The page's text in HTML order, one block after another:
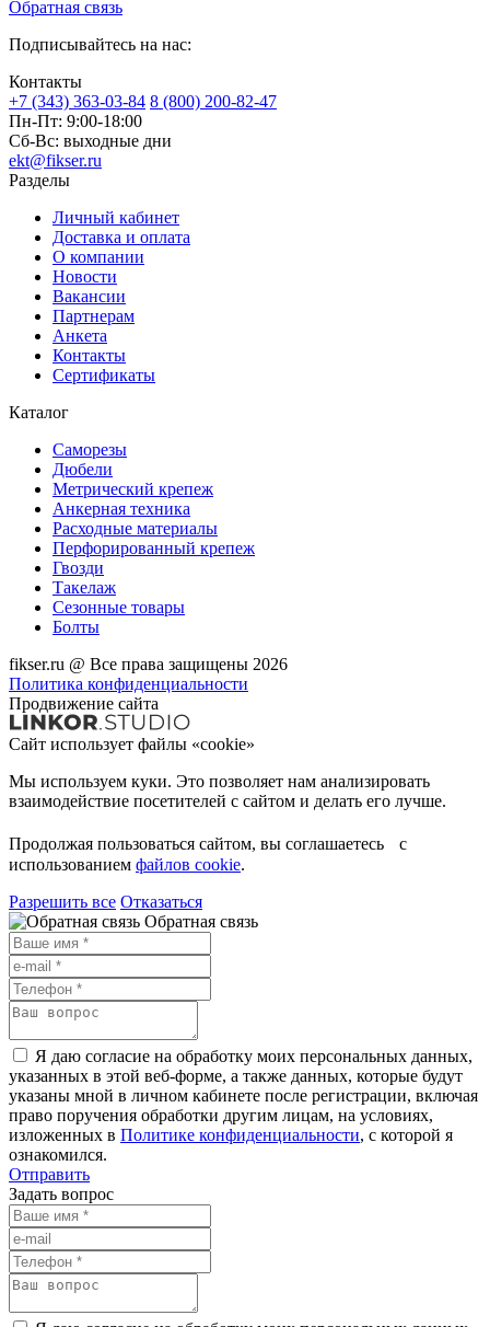
Обратная связь
Подписывайтесь на нас:
Контакты
+7 (343) 363-03-84 8 (800) 200-82-47
Пн-Пт: 9:00-18:00
Сб-Вс: выходные дни
ekt@fikser.ru
Разделы
Личный кабинет
Доставка и оплата
О компании
Новости
Вакансии
Партнерам
Анкета
Контакты
Сертификаты
Каталог
Саморезы
Дюбели
Метрический крепеж
Анкерная техника
Расходные материалы
Перфорированный крепеж
Гвозди
Такелаж
Сезонные товары
Болты
fikser.ru @ Все права защищены 2026
Политика конфиденциальности
Продвижение сайта
Сайт использует файлы «cookie»
Мы используем куки. Это позволяет нам анализировать
взаимодействие посетителей с сайтом и делать его лучше.
Продолжая пользоваться сайтом, вы соглашаетесь с
использованием файлов cookie.
Разрешить все Отказаться
Обратная связь
Я даю согласие на обработку моих персональных данных,
указанных в этой веб-форме, а также данных, которые будут
указаны мной в личном кабинете после регистрации, включая
право поручения обработки другим лицам, на условиях,
изложенных в Политике конфиденциальности, с которой я
ознакомился.
Отправить
Задать вопрос